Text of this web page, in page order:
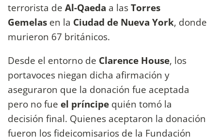
terrorista de Al-Qaeda a lasTorres
Gemelas en la Ciudad de Nueva York, donde
murieron 67 británicos.
Desde el entorno de Clarence House, los
portavoces niegan dicha afirmación y
aseguraron que la donación fue aceptada
pero no fue el príncipe quién tomó la
decisión final. Quienes aceptaron la donación
fueron los fideicomisarios de la Fundación